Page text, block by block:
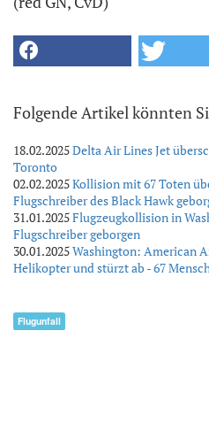
Folgende Artikel könnten
18.02.2025Delta Air Lines Jet
Toronto
02.02.2025Kollision mit 67 Toten
Flugschreiber des Black Hawk
31.01.2025Flugzeugkollision in
Flugschreiber geborgen
30.01.2025Washington: American
Helikopter und stürzt ab - 67
Flugunfall